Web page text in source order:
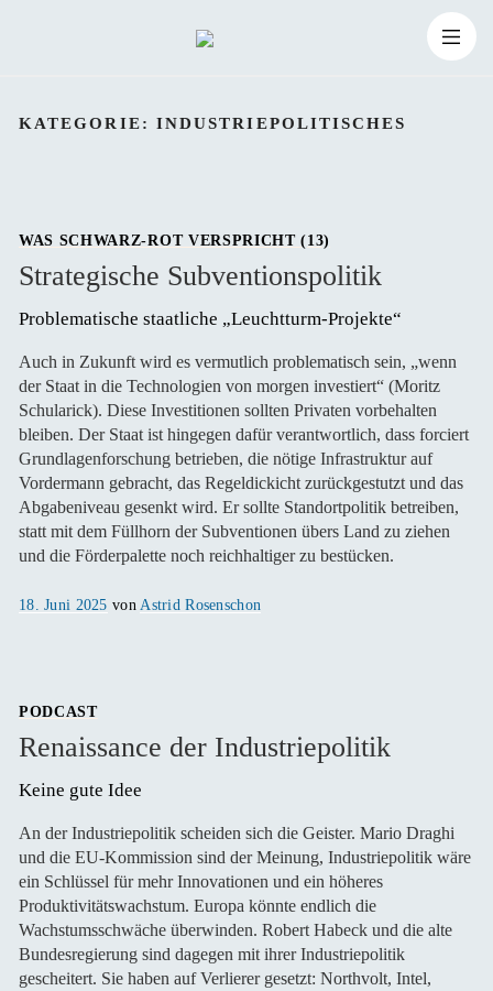
Inhalt
nach:
Suchen
KATEGORIE: INDUSTRIEPOLITISCHES
WAS SCHWARZ-ROT VERSPRICHT (13)
Strategische Subventionspolitik
Problematische staatliche „Leuchtturm-Projekte“
Auch in Zukunft wird es vermutlich problematisch sein, „wenn
der Staat in die Technologien von morgen investiert“ (Moritz
Schularick). Diese Investitionen sollten Privaten vorbehalten
bleiben. Der Staat ist hingegen dafür verantwortlich, dass forciert
Grundlagenforschung betrieben, die nötige Infrastruktur auf
Vordermann gebracht, das Regeldickicht zurückgestutzt und das
Abgabeniveau gesenkt wird. Er sollte Standortpolitik betreiben,
statt mit dem Füllhorn der Subventionen übers Land zu ziehen
und die Förderpalette noch reichhaltiger zu bestücken.
Veröffentlicht
18. Juni 2025 von Astrid Rosenschon
PODCAST
Renaissance der Industriepolitik
Keine gute Idee
An der Industriepolitik scheiden sich die Geister. Mario Draghi
und die EU-Kommission sind der Meinung, Industriepolitik wäre
ein Schlüssel für mehr Innovationen und ein höheres
Produktivitätswachstum. Europa könnte endlich die
Wachstumsschwäche überwinden. Robert Habeck und die alte
Bundesregierung sind dagegen mit ihrer Industriepolitik
gescheitert. Sie haben auf Verlierer gesetzt: Northvolt, Intel,